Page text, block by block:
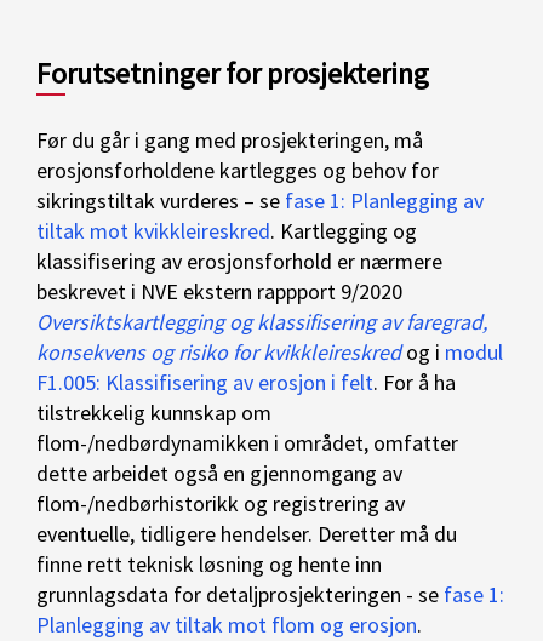
Forutsetninger for prosjektering
Før du går i gang med prosjekteringen, må
erosjonsforholdene kartlegges og behov for
sikringstiltak vurderes – se fase 1: Planlegging av
tiltak mot kvikkleireskred. Kartlegging og
klassifisering av erosjonsforhold er nærmere
beskrevet i NVE ekstern rappport 9/2020
Oversiktskartlegging og klassifisering av faregrad,
konsekvens og risiko for kvikkleireskredog i modul
F1.005: Klassifisering av erosjon i felt. For å ha
tilstrekkelig kunnskap om
flom-/nedbørdynamikken i området, omfatter
dette arbeidet også en gjennomgang av
flom-/nedbørhistorikk og registrering av
eventuelle, tidligere hendelser. Deretter må du
finne rett teknisk løsning og hente inn
grunnlagsdata for detaljprosjekteringen - se fase 1:
Planlegging av tiltak mot flom og erosjon.